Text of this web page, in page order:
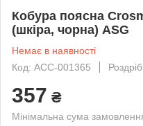
Кобура поясна
(шкіра, чорна) ASG
Немає в наявності
Код: ACC-001365
Роздріб
357 ₴
Мінімальна сума